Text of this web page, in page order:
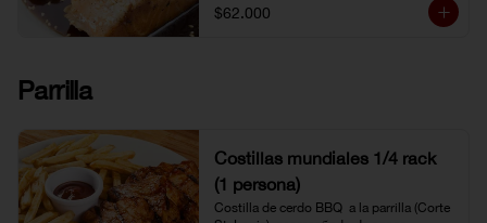
$62.000
Parrilla
Costillas mundiales 1/4 rack
(1 persona)
Costilla de cerdo BBQ  a la parrilla (Corte